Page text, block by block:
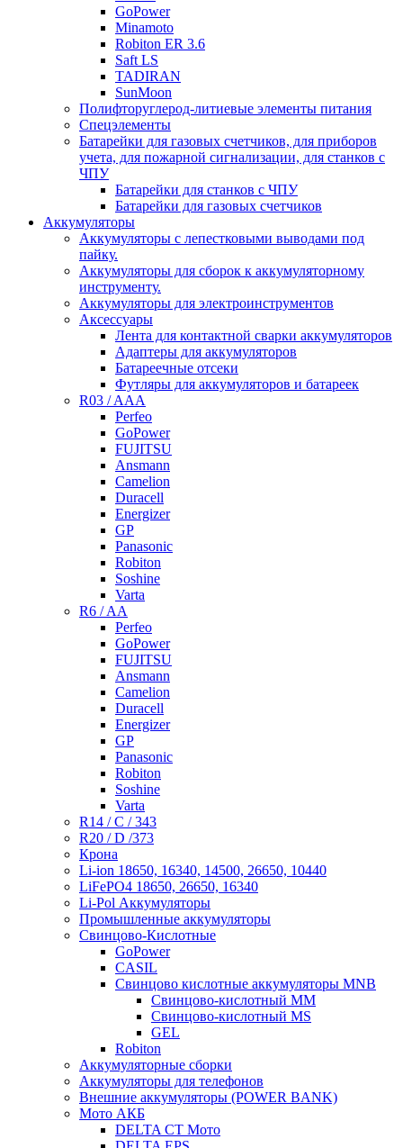
GoPower
Minamoto
Robiton ER 3.6
Saft LS
TADIRAN
SunMoon
Полифторуглерод-литиевые элементы питания
Спецэлементы
Батарейки для газовых счетчиков, для приборов
учета, для пожарной сигнализации, для станков с
ЧПУ
Батарейки для станков с ЧПУ
Батарейки для газовых счетчиков
Аккумуляторы
Аккумуляторы с лепестковыми выводами под
пайку.
Аккумуляторы для сборок к аккумуляторному
инструменту.
Аккумуляторы для электроинструментов
Аксессуары
Лента для контактной сварки аккумуляторов
Адаптеры для аккумуляторов
Батареечные отсеки
Футляры для аккумуляторов и батареек
R03 / AAA
Perfeo
GoPower
FUJITSU
Ansmann
Camelion
Duracell
Energizer
GP
Panasonic
Robiton
Soshine
Varta
R6 / AA
Perfeo
GoPower
FUJITSU
Ansmann
Camelion
Duracell
Energizer
GP
Panasonic
Robiton
Soshine
Varta
R14 / C / 343
R20 / D /373
Крона
Li-ion 18650, 16340, 14500, 26650, 10440
LiFePO4 18650, 26650, 16340
Li-Pol Аккумуляторы
Промышленные аккумуляторы
Свинцово-Кислотные
GoPower
CASIL
Свинцово кислотные аккумуляторы MNB
Cвинцово-кислотный MM
Cвинцово-кислотный MS
GEL
Robiton
Аккумуляторные сборки
Аккумуляторы для телефонов
Внешние аккумуляторы (POWER BANK)
Мото АКБ
DELTA CT Мото